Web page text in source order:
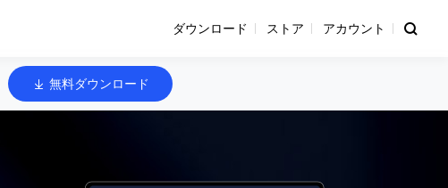
ダウンロード ストア アカウント
無料ダウンロード